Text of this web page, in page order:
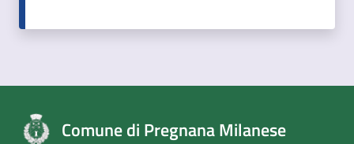
Comune di Pregnana Milanese